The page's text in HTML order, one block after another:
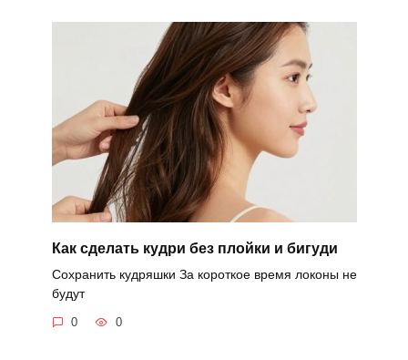
Как сделать кудри без плойки и бигуди
Сохранить кудряшки За короткое время локоны не
будут
0 0